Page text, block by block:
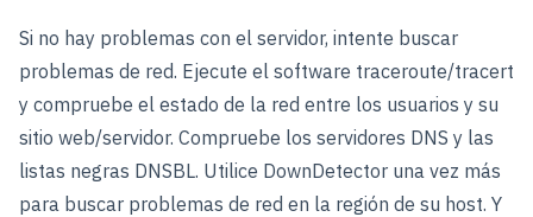
Si no hay problemas con el servidor, intente buscar
problemas de red. Ejecute el software traceroute/tracert
y compruebe el estado de la red entre los usuarios y su
sitio web/servidor. Compruebe los servidores DNS y las
listas negras DNSBL. Utilice DownDetector una vez más
para buscar problemas de red en la región de su host. Y